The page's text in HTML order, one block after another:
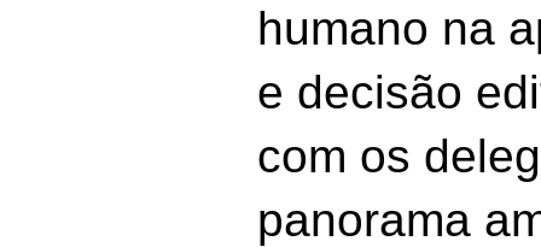
humano na
e decisão
com os
panorama